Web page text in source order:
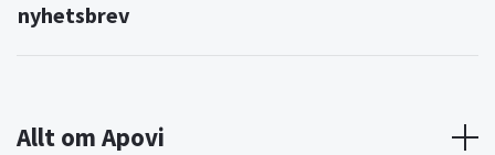
nyhetsbrev
Allt om Apovi